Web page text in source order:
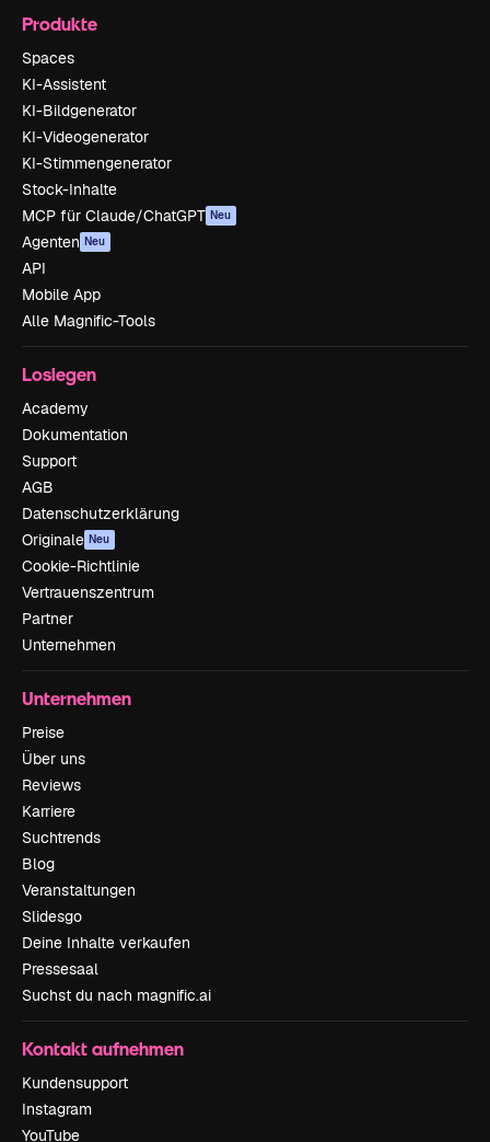
Produkte
Spaces
KI-Assistent
KI-Bildgenerator
KI-Videogenerator
KI-Stimmengenerator
Stock-Inhalte
MCP für Claude/ChatGPT Neu
Agenten Neu
API
Mobile App
Alle Magnific-Tools
Loslegen
Academy
Dokumentation
Support
AGB
Datenschutzerklärung
Originale Neu
Cookie-Richtlinie
Vertrauenszentrum
Partner
Unternehmen
Unternehmen
Preise
Über uns
Reviews
Karriere
Suchtrends
Blog
Veranstaltungen
Slidesgo
Deine Inhalte verkaufen
Pressesaal
Suchst du nach magnific.ai
Kontakt aufnehmen
Kundensupport
Instagram
YouTube